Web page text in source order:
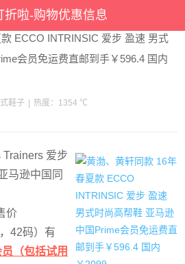
折啦-购物优惠信息
男式鞋子>文章详情
ECCO INTRINSIC 爱步 盈速 男式
会员免运费直邮到手￥596.4 国内
鞋子
热度：1354 ℃
Trainers 爱步
马逊中国同
价
42码）有
（包括试用